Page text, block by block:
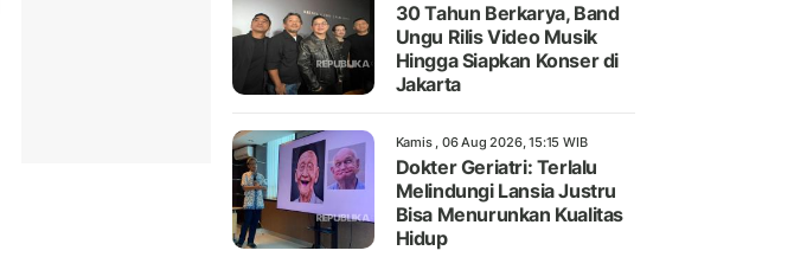
30 Tahun Berkarya, Band
Ungu Rilis Video Musik
Hingga Siapkan Konser di
Jakarta
Kamis , 06 Aug 2026, 15:15 WIB
Dokter Geriatri: Terlalu
Melindungi Lansia Justru
Bisa Menurunkan Kualitas
Hidup